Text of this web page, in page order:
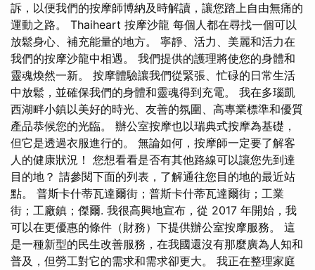
訴，以便我們的按摩師博納及時解讀，讓您踏上自由無痛的
運動之路。 Thaiheart 按摩沙龍 每個人都在尋找一個可以
放鬆身心、補充能量的地方。 寧靜、活力、美麗和活力在
我們的按摩沙龍中相遇。 我們提供的護理將使您的身體和
靈魂煥然一新。 按摩體驗讓我們從緊張、忙碌的日常生活
中放鬆，並確保我們的身體和靈魂得到充電。 我在多瑙凱
西湖畔小鎮以美好的時光、友善的氛圍、高專業標準和優質
產品恭候您的光臨。 辦公室按摩也以瑞典式按摩為基礎，
但它是透過衣服進行的。 無論如何，按摩師一定要了解客
人的健康狀況！ 您想看看是否有其他路線可以讓您先到達
目的地？ 請參閱下面的列表，了解通往您目的地的最近站
點。 普斯卡什蒂瓦達爾街；普斯卡什蒂瓦達爾街；工業
街；工廠鎮；傑爾. 我很高興地宣布，從 2017 年開始，我
可以在更優惠的條件（財務）下提供辦公室按摩服務。 這
是一種新型的民生改善服務，在我國還沒有那麼廣為人知和
普及，但勞工對它的需求和需求卻更大。 我正在整理家庭